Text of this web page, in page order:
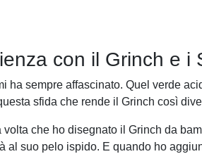
con il Grinch e i
ha sempre affascinato. Quel verde
sfida che rende il Grinch così
volta che ho disegnato il Grinch da
al suo pelo ispido. E quando ho